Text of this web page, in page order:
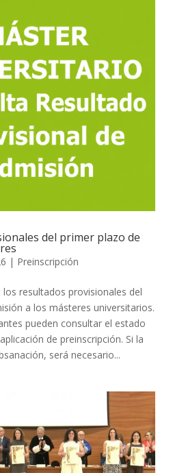
del primer plazo de
| Preinscripción
los resultados provisionales del
a los másteres universitarios.
pueden consultar el estado
de preinscripción. Si la
será necesario...